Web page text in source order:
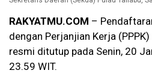
RAKYATMU.COM –
dengan Perjanjian Kerja
resmi ditutup pada Senin, 20
23.59 WIT.